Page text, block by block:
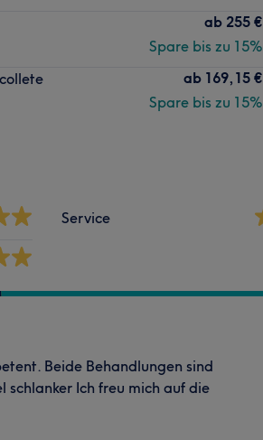
ab 255 €
Spare bis zu 15%
ab 169,15 €
Spare bis zu 15%
Service
Beide Behandlungen sind
schlanker Ich freu mich auf die